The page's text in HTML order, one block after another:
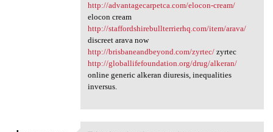
http://advantagecarpetca.com/elocon-cream/
elocon cream
http://staffordshirebullterrierhq.com/item/arava/
discreet arava now
http://brisbaneandbeyond.com/zyrtec/zyrtec
http://globallifefoundation.org/drug/alkeran/
online generic alkeran diuresis, inequalities
inversus.